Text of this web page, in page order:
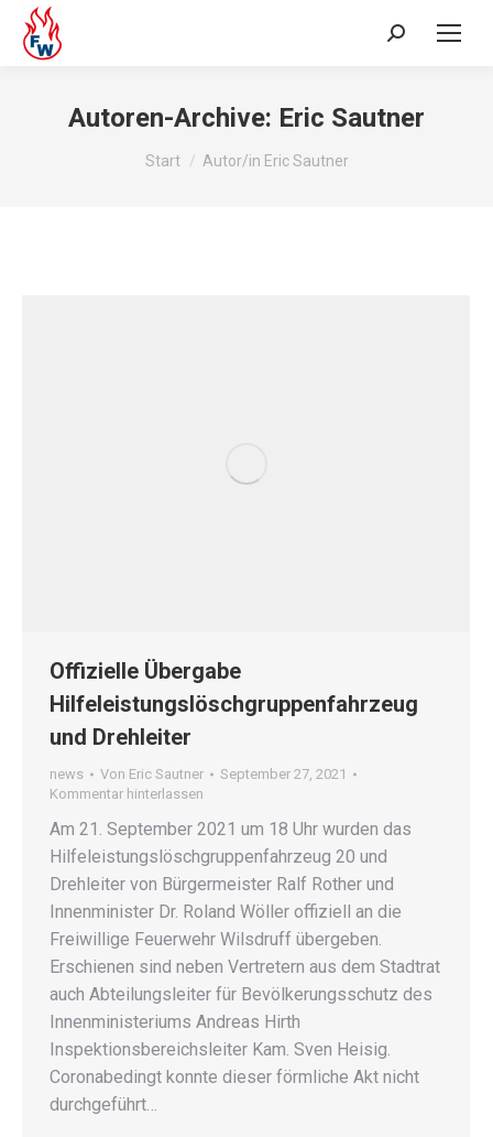
Autoren-Archive: Eric Sautner
Sie befinden sich hier:
Start Autor/in Eric Sautner
Offizielle Übergabe
Hilfeleistungslöschgruppenfahrzeug
und Drehleiter
news Von Eric Sautner
September 27, 2021
Kommentar hinterlassen
Am 21. September 2021 um 18 Uhr wurden das
Hilfeleistungslöschgruppenfahrzeug 20 und
Drehleiter von Bürgermeister Ralf Rother und
Innenminister Dr. Roland Wöller offiziell an die
Freiwillige Feuerwehr Wilsdruff übergeben.
Erschienen sind neben Vertretern aus dem Stadtrat
auch Abteilungsleiter für Bevölkerungsschutz des
Innenministeriums Andreas Hirth
Inspektionsbereichsleiter Kam. Sven Heisig.
Coronabedingt konnte dieser förmliche Akt nicht
durchgeführt…